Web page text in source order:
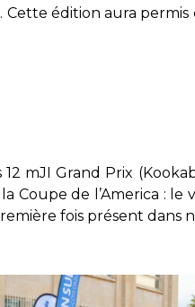
édition aura
mJI Grand Prix
de l’America : le
fois présent dans